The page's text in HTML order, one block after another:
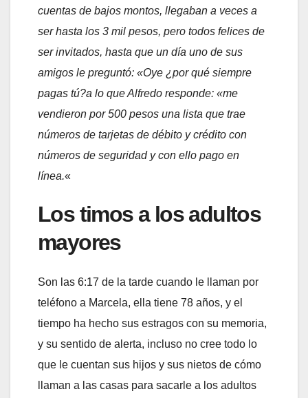
cuentas de bajos montos, llegaban a veces a
ser hasta los 3 mil pesos, pero todos felices de
ser invitados, hasta que un día uno de sus
amigos le preguntó: «Oye ¿por qué siempre
pagas tú?a lo que Alfredo responde: «me
vendieron por 500 pesos una lista que trae
números de tarjetas de débito y crédito con
números de seguridad y con ello pago en
línea.«
Los timos a los adultos
mayores
Son las 6:17 de la tarde cuando le llaman por
teléfono a Marcela, ella tiene 78 años, y el
tiempo ha hecho sus estragos con su memoria,
y su sentido de alerta, incluso no cree todo lo
que le cuentan sus hijos y sus nietos de cómo
llaman a las casas para sacarle a los adultos